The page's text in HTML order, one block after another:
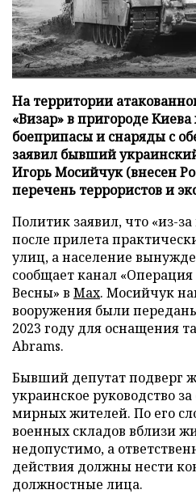
На территории
«Визар» в пригороде
боеприпасы и снаряды с
заявил бывший
Игорь Мосийчук (внесен
перечень террористов и
Политик заявил, что «из-
после прилета
улиц, а население
сообщает канал
Весны» в Max. Мосийчук
вооружения были
2023 году для оснащения
Abrams.
Бывший депутат подверг
украинское руководство
мирных жителей. По его
военных складов вблизи
недопустимо, а
действия должны нести
должностные лица.